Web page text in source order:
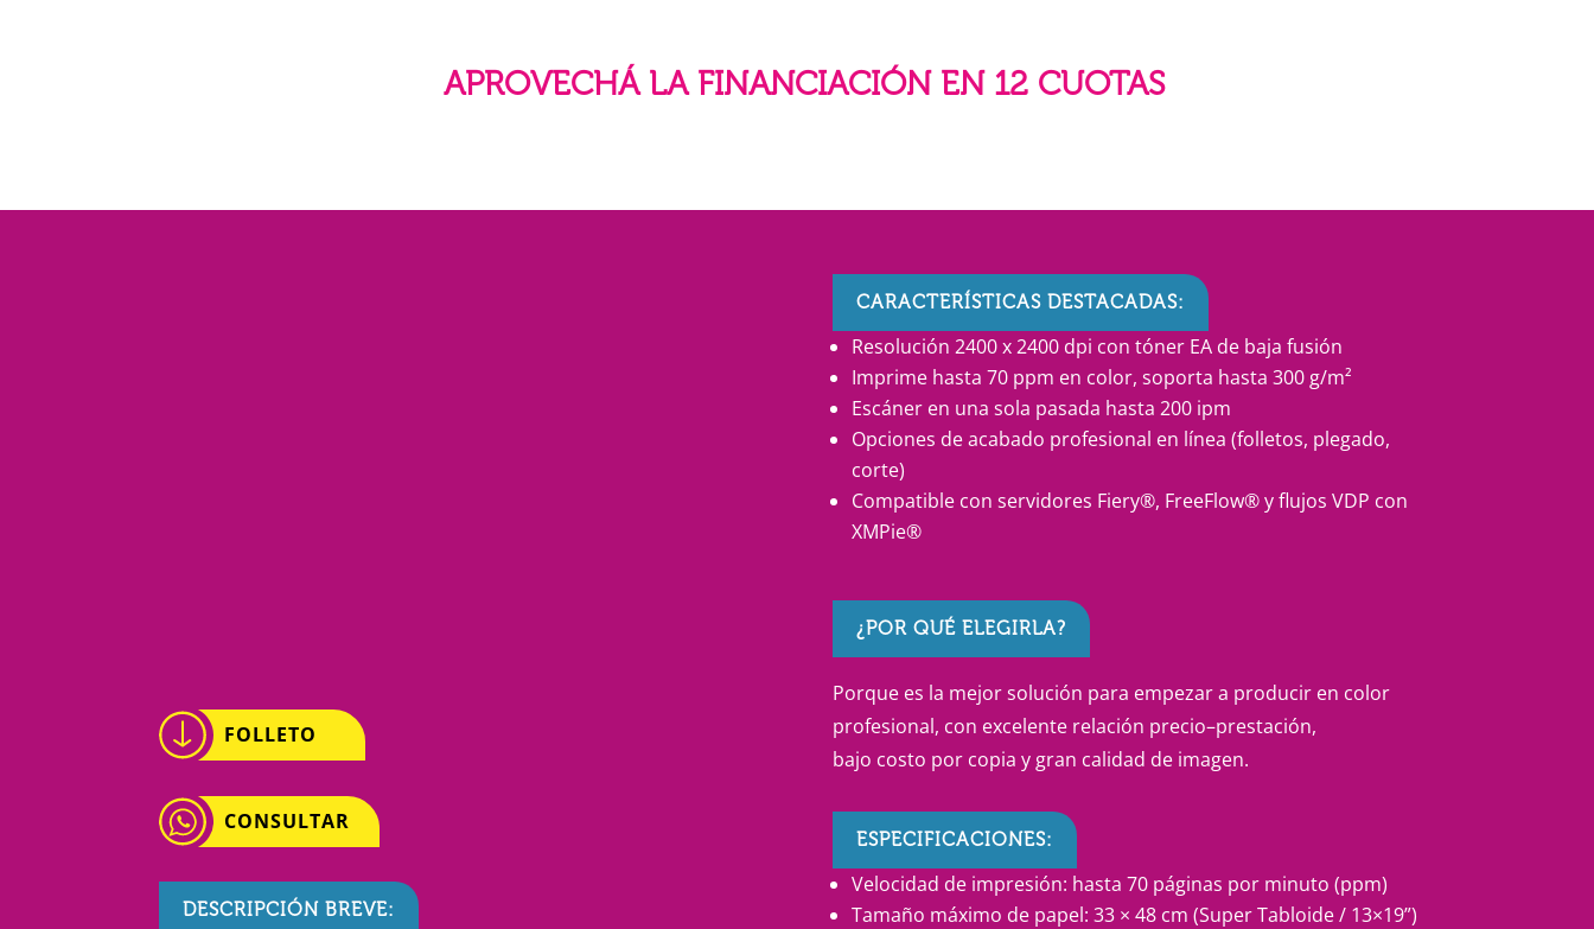
APROVECHÁ LA FINANCIACIÓN EN 12 CUOTAS
FOLLETO
CONSULTAR
DESCRIPCIÓN BREVE:
CARACTERÍSTICAS DESTACADAS:
Resolución 2400 x 2400 dpi con tóner EA de baja fusión
Imprime hasta 70 ppm en color, soporta hasta 300 g/m²
Escáner en una sola pasada hasta 200 ipm
Opciones de acabado profesional en línea (folletos, plegado,
corte)
Compatible con servidores Fiery®, FreeFlow® y flujos VDP con
XMPie®
¿POR QUÉ ELEGIRLA?
Porque es la mejor solución para empezar a producir en color
profesional, con excelente relación precio–prestación,
bajo costo por copia y gran calidad de imagen.
ESPECIFICACIONES:
Velocidad de impresión: hasta 70 páginas por minuto (ppm)
Tamaño máximo de papel: 33 × 48 cm (Super Tabloide / 13×19”)